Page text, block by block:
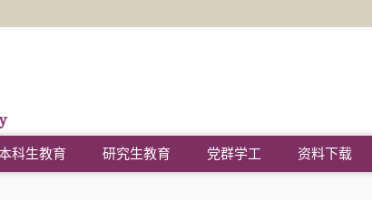
科生教育 研究生教育 党群学工 资料下载